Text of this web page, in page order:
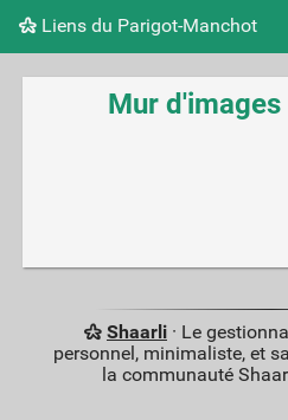
Liens du Parigot-Manchot
Nuage de tags Mur
Mur
Shaarli· Le
personnel, minimaliste, et
la communauté